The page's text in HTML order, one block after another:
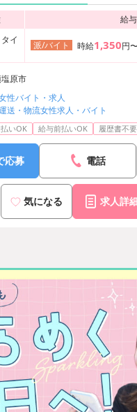
給与
イ
派/バイト 時給1,350円
原市
性バイト・求人
送・物流女性求人・バイト
いOK 給与前払いOK 履歴書不要
応募 電話
気になる 求人詳